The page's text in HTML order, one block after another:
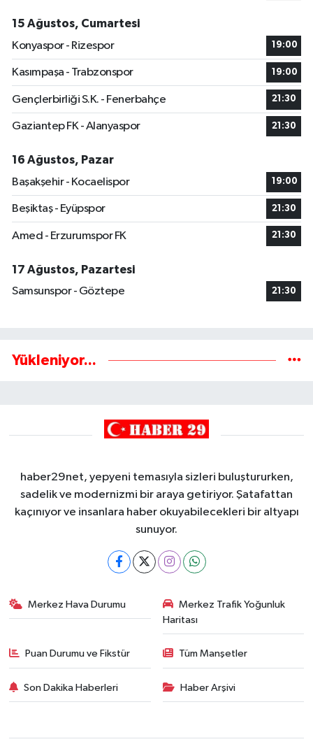
15 Ağustos, Cumartesi
Konyaspor - Rizespor
19:00
Kasımpaşa - Trabzonspor 19:00
Gençlerbirliği S.K. - Fenerbahçe 21:30
Gaziantep FK - Alanyaspor 21:30
16 Ağustos, Pazar
Başakşehir - Kocaelispor
19:00
Beşiktaş - Eyüpspor 21:30
Amed - Erzurumspor FK 21:30
17 Ağustos, Pazartesi
Samsunspor - Göztepe
21:30
Yükleniyor...
haber29net, yepyeni temasıyla sizleri buluştururken,
sadelik ve modernizmi bir araya getiriyor. Şatafattan
kaçınıyor ve insanlara haber okuyabilecekleri bir altyapı
sunuyor.
Merkez Hava Durumu
Merkez Trafik Yoğunluk
Haritası
Puan Durumu ve Fikstür Tüm Manşetler
Son Dakika Haberleri Haber Arşivi